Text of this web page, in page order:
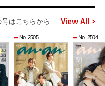
号はこちらから View All
No. 2505 No. 2504